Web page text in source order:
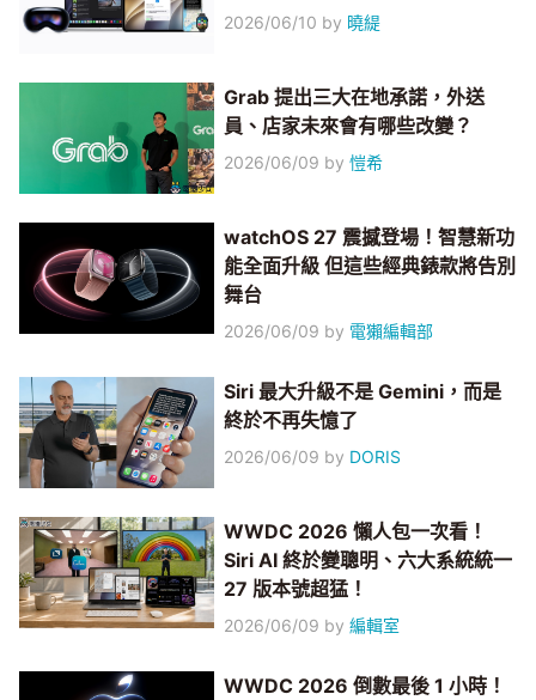
2026/06/10 by 曉緹
Grab 提出三大在地承諾，外送
員、店家未來會有哪些改變？
2026/06/09 by愷希
watchOS 27 震撼登場！智慧新功
能全面升級 但這些經典錶款將告別
舞台
2026/06/09 by 電獺編輯部
Siri 最大升級不是 Gemini，而是
終於不再失憶了
2026/06/09 by DORIS
WWDC 2026 懶人包一次看！
Siri AI 終於變聰明、六大系統統一
27 版本號超猛！
2026/06/09 by編輯室
WWDC 2026 倒數最後 1 小時！